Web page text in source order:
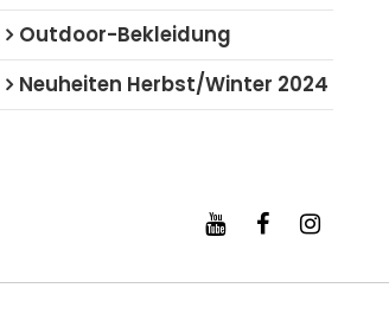
Outdoor-Bekleidung
Neuheiten Herbst/Winter 2024